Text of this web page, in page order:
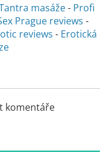
masáže- Profi
Prague reviews -
reviews - Erotická
komentáře